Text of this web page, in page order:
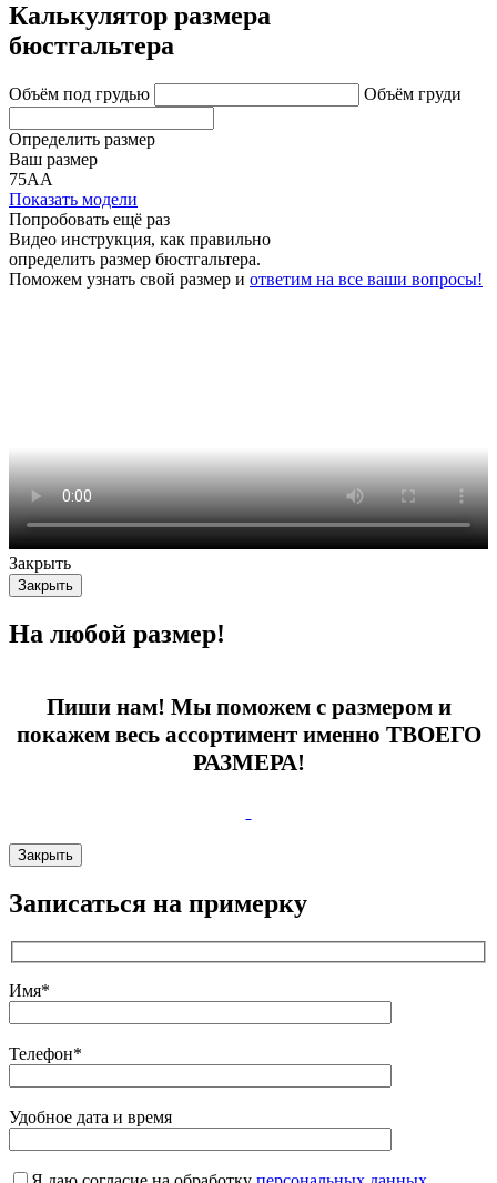
Калькулятор размера
бюстгальтера
Объём под грудью Объём груди
Определить размер
Ваш размер
75АА
Показать модели
Попробовать ещё раз
Видео инструкция, как правильно
определить размер бюстгальтера.
Поможем узнать свой размер и ответим на все ваши вопросы!
Закрыть
Закрыть
На любой размер!
Пиши нам! Мы поможем с размером и
покажем весь ассортимент именно ТВОЕГО
РАЗМЕРА!
Закрыть
Записаться на примерку
Имя*
Телефон*
Удобное дата и время